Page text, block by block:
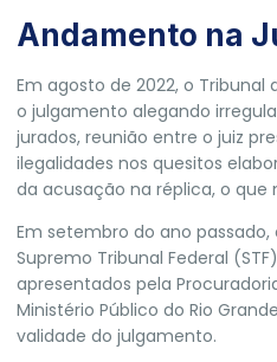
Andamento na
Em agosto de 2022, o Tribunal
o julgamento alegando
jurados, reunião entre o juiz
ilegalidades nos quesitos
da acusação na réplica, o que
Em setembro do ano
Supremo Tribunal Federal
apresentados pela
Ministério Público do Rio
validade do julgamento.